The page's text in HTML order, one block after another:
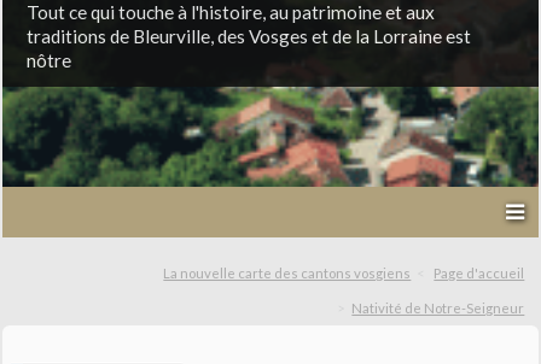
Tout ce qui touche à l'histoire, au patrimoine et aux
traditions de Bleurville, des Vosges et de la Lorraine est
nôtre
La nouvelle carte des cantons vosgiens Page d'accueil
Nativité de Notre-Seigneur